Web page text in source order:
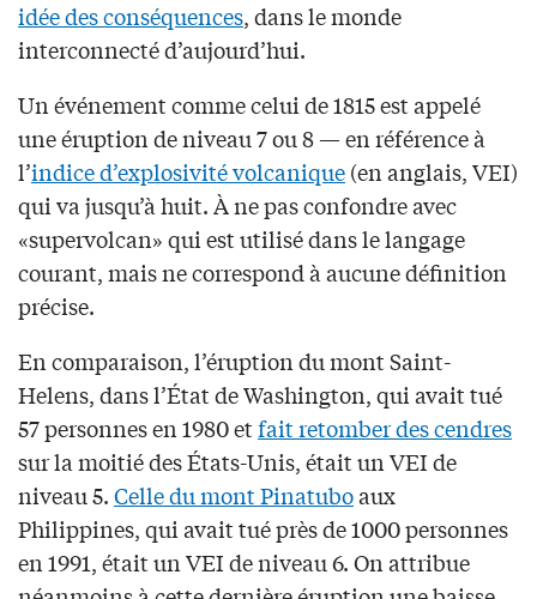
idée des conséquences, dans le monde
interconnecté d’aujourd’hui.
Un événement comme celui de 1815 est appelé
une éruption de niveau 7 ou 8 — en référence à
l’indice d’explosivité volcanique(en anglais, VEI)
qui va jusqu’à huit. À ne pas confondre avec
«supervolcan» qui est utilisé dans le langage
courant, mais ne correspond à aucune définition
précise.
En comparaison, l’éruption du mont Saint-
Helens, dans l’État de Washington, qui avait tué
57 personnes en 1980 etfait retomber des cendres
sur la moitié des États-Unis, était un VEI de
niveau 5.Celle du mont Pinatuboaux
Philippines, qui avait tué près de 1000 personnes
en 1991, était un VEI de niveau 6. On attribue